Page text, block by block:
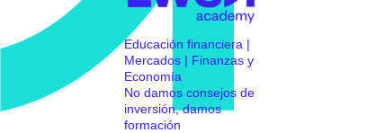
Educación financiera |
Mercados | Finanzas y
Economía
No damos consejos de
inversión, damos
formación